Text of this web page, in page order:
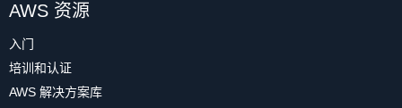
AWS 资源
入门
培训和认证
AWS 解决方案库